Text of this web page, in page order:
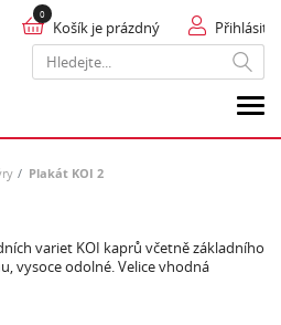
Hledat
Přihlásit
Košík je prázdný
Plakát KOI 2
variet KOI kaprů včetně základního
vysoce odolné. Velice vhodná